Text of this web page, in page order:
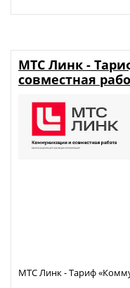
МТС Линк -
совместная
МТС Линк - Тариф